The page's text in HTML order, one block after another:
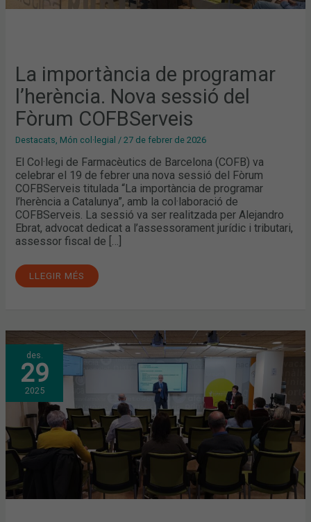
La importància de programar
l’herència. Nova sessió del
Fòrum COFBServeis
Destacats, Món col·legial /27 de febrer de 2026
El Col·legi de Farmacèutics de Barcelona (COFB) va
celebrar el 19 de febrer una nova sessió del Fòrum
COFBServeis titulada “La importància de programar
l’herència a Catalunya”, amb la col·laboració de
COFBServeis. La sessió va ser realitzada per Alejandro
Ebrat, advocat dedicat a l’assessorament jurídic i tributari,
assessor fiscal de […]
LLEGIR MÉS
des.
29
2025
HERÈNCIES,
DONACIONS
I
COMPRAVENDA
D’OFICINA
DE
FARMÀCIA,
EN
UNA
NOVA
SESSIÓ
DEL
COFBSERVEIS